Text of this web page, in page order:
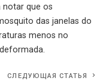
notar que os
das janelas do
menos no
СЛЕДУЮЩАЯ СТАТЬЯ